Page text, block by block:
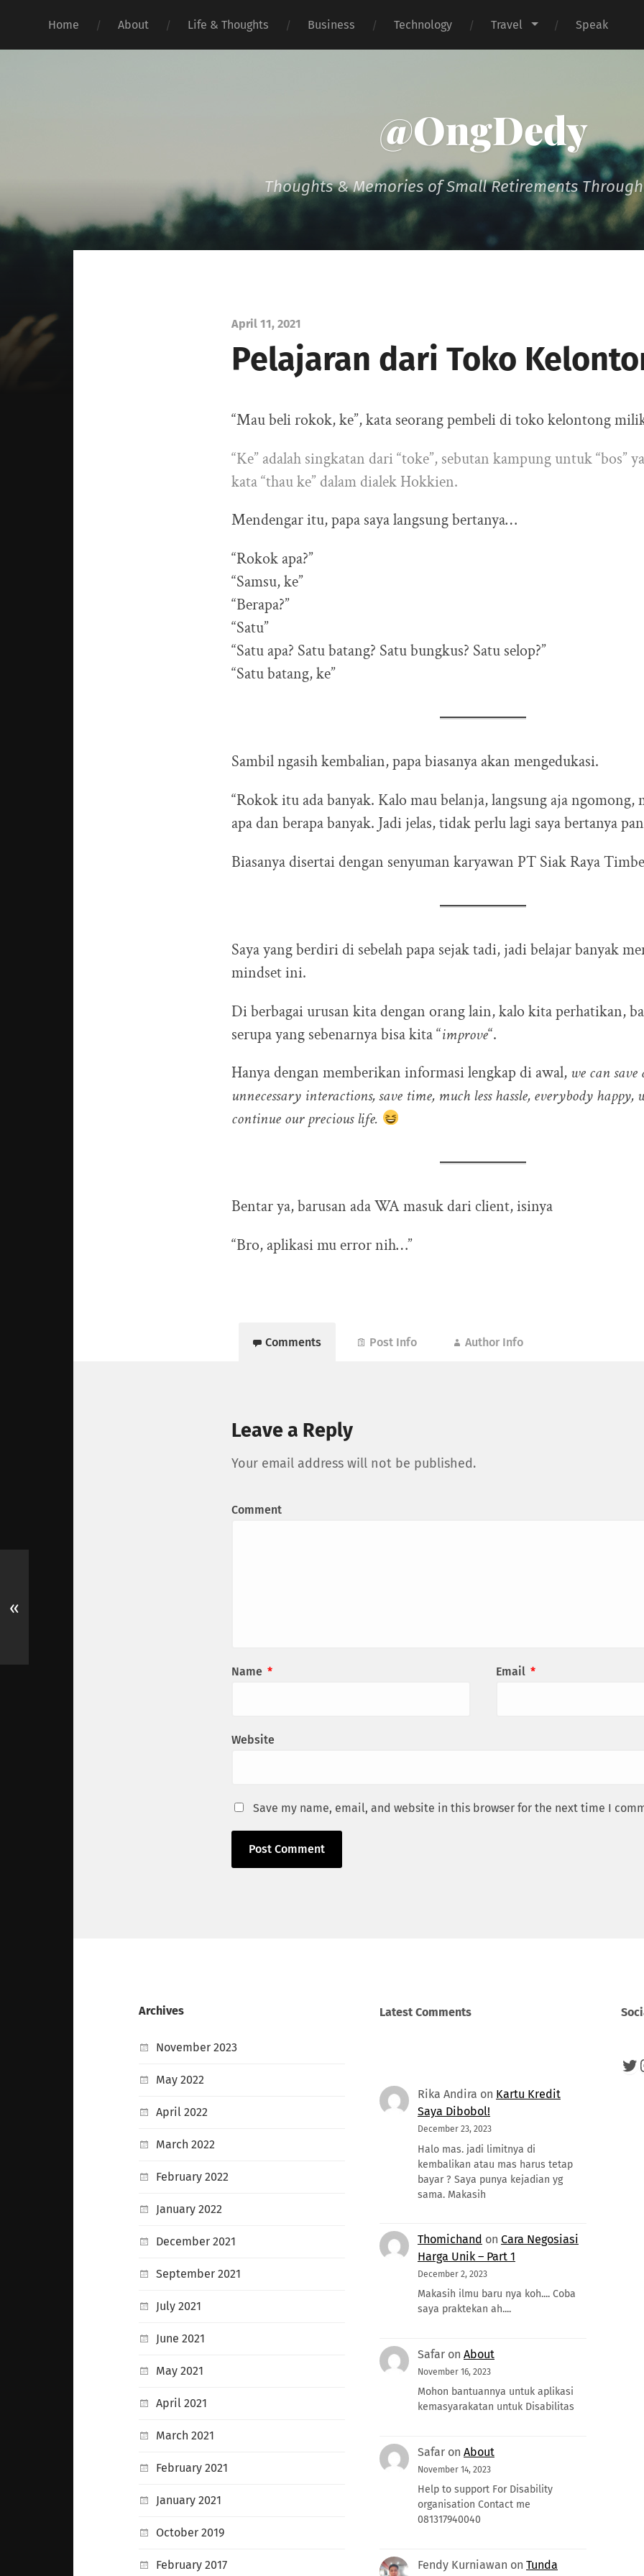
Home About Life & Thoughts Business Technology Travel Speak
@OngDedy
Thoughts & Memories of Small Retirements
April 11, 2021
Pelajaran dari Toko
“Mau beli rokok, ke”, kata seorang pembeli di toko kelontong
“Ke” adalah singkatan dari “toke”, sebutan kampung untuk “bos”
kata “thau ke” dalam dialek Hokkien.
Mendengar itu, papa saya langsung bertanya…
“Rokok apa?”
“Samsu, ke”
“Berapa?”
“Satu”
“Satu apa? Satu batang? Satu bungkus? Satu selop?”
“Satu batang, ke”
Sambil ngasih kembalian, papa biasanya akan mengedukasi.
“Rokok itu ada banyak. Kalo mau belanja, langsung aja ngomong,
apa dan berapa banyak. Jadi jelas, tidak perlu lagi saya bertanya
Biasanya disertai dengan senyuman karyawan PT Siak Raya
Saya yang berdiri di sebelah papa sejak tadi, jadi belajar banyak
mindset ini.
Di berbagai urusan kita dengan orang lain, kalo kita perhatikan,
serupa yang sebenarnya bisa kita “improve“.
Hanya dengan memberikan informasi lengkap di awal, we can
unnecessary interactions, save time, much less hassle, everybody happy,
continue our precious life.
Bentar ya, barusan ada WA masuk dari client, isinya
“Bro, aplikasi mu error nih…”
Comments Post Info Author Info
Leave a Reply
Your email address will not be published.
Comment
Name * Email *
Website
Save my name, email, and website in this browser for the next time I
«
Archives
November 2023
May 2022
April 2022
March 2022
February 2022
January 2022
December 2021
September 2021
July 2021
June 2021
May 2021
April 2021
March 2021
February 2021
January 2021
October 2019
February 2017
Latest Comments
Rika Andira on Kartu Kredit
Saya Dibobol!
December 23, 2023
Halo mas. jadi limitnya di
kembalikan atau mas harus tetap
bayar ? Saya punya kejadian yg
sama. Makasih
Thomichand on Cara Negosiasi
Harga Unik – Part 1
December 2, 2023
Makasih ilmu baru nya koh.... Coba
saya praktekan ah....
Safaron About
November 16, 2023
Mohon bantuannya untuk aplikasi
kemasyarakatan untuk Disabilitas
Safaron About
November 14, 2023
Help to support For Disability
organisation Contact me
081317940040
Fendy Kurniawan on Tunda